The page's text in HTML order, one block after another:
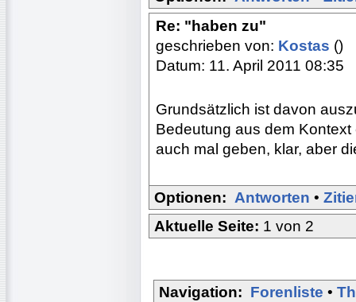
Re: "haben zu"
geschrieben von: Kostas ()
Datum: 11. April 2011 08:35
Grundsätzlich ist davon
Bedeutung aus dem
auch mal geben, klar, aber
Optionen: Antworten •
Aktuelle Seite: 1 von 2
Navigation: Forenliste •